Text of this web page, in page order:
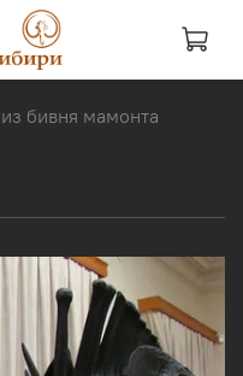
бивня мамонта